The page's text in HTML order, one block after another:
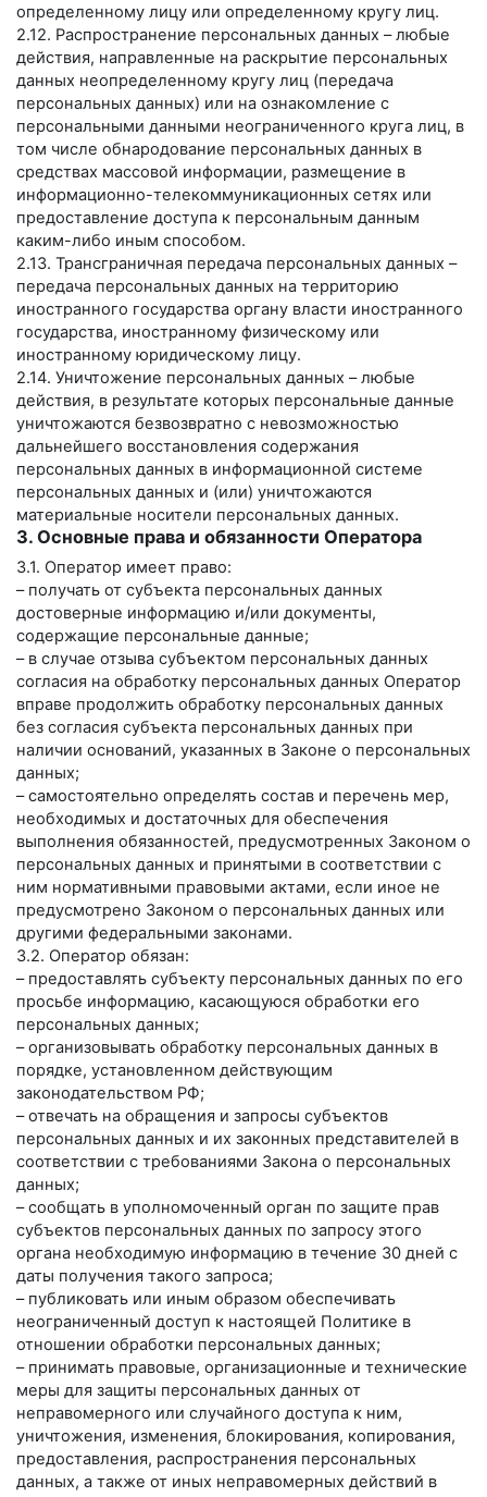
определенному лицу или определенному кругу лиц.
2.12. Распространение персональных данных – любые
действия, направленные на раскрытие персональных
данных неопределенному кругу лиц (передача
персональных данных) или на ознакомление с
персональными данными неограниченного круга лиц, в
том числе обнародование персональных данных в
средствах массовой информации, размещение в
информационно-телекоммуникационных сетях или
предоставление доступа к персональным данным
каким-либо иным способом.
2.13. Трансграничная передача персональных данных –
передача персональных данных на территорию
иностранного государства органу власти иностранного
государства, иностранному физическому или
иностранному юридическому лицу.
2.14. Уничтожение персональных данных – любые
действия, в результате которых персональные данные
уничтожаются безвозвратно с невозможностью
дальнейшего восстановления содержания
персональных данных в информационной системе
персональных данных и (или) уничтожаются
материальные носители персональных данных.
3. Основные права и обязанности Оператора
3.1. Оператор имеет право:
– получать от субъекта персональных данных
достоверные информацию и/или документы,
содержащие персональные данные;
– в случае отзыва субъектом персональных данных
согласия на обработку персональных данных Оператор
вправе продолжить обработку персональных данных
без согласия субъекта персональных данных при
наличии оснований, указанных в Законе о персональных
данных;
– самостоятельно определять состав и перечень мер,
необходимых и достаточных для обеспечения
выполнения обязанностей, предусмотренных Законом о
персональных данных и принятыми в соответствии с
ним нормативными правовыми актами, если иное не
предусмотрено Законом о персональных данных или
другими федеральными законами.
3.2. Оператор обязан:
– предоставлять субъекту персональных данных по его
просьбе информацию, касающуюся обработки его
персональных данных;
– организовывать обработку персональных данных в
порядке, установленном действующим
законодательством РФ;
– отвечать на обращения и запросы субъектов
персональных данных и их законных представителей в
соответствии с требованиями Закона о персональных
данных;
– сообщать в уполномоченный орган по защите прав
субъектов персональных данных по запросу этого
органа необходимую информацию в течение 30 дней с
даты получения такого запроса;
– публиковать или иным образом обеспечивать
неограниченный доступ к настоящей Политике в
отношении обработки персональных данных;
– принимать правовые, организационные и технические
меры для защиты персональных данных от
неправомерного или случайного доступа к ним,
уничтожения, изменения, блокирования, копирования,
предоставления, распространения персональных
данных, а также от иных неправомерных действий в